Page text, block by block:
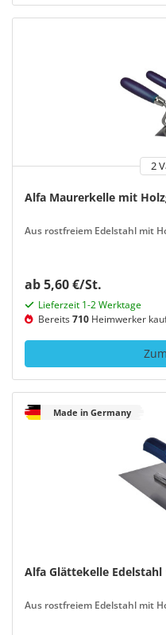
2
Alfa Maurerkelle mit
Aus rostfreiem Edelstahl mit
ab 5,60 €/St.
Lieferzeit 1-2 Werktage
Bereits710 Heimwerker
Made in Germany
Alfa Glättekelle
Aus rostfreiem Edelstahl mit